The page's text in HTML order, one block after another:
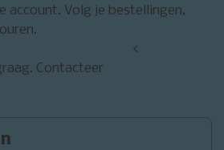
account. Volg je bestellingen,
Contacteer
<